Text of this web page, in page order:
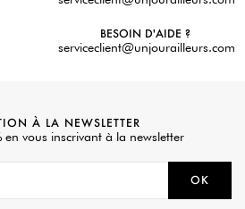
BESOIN D'AIDE ?
serviceclient@unjourailleurs.com
À LA NEWSLETTER
en vous inscrivant à la newsletter
OK